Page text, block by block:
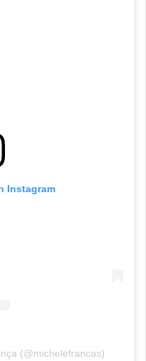
Instagram
(@michelefrancas)